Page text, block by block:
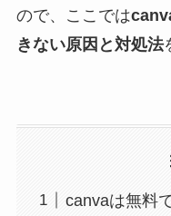
ので、ここでは
きない原因と対処法
canvaは無料